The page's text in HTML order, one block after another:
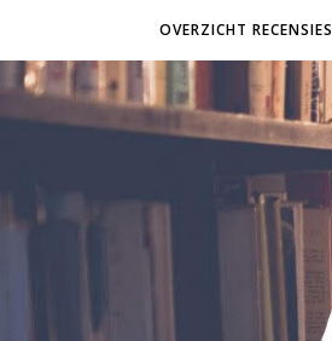
OVERZICHT RECENSIES